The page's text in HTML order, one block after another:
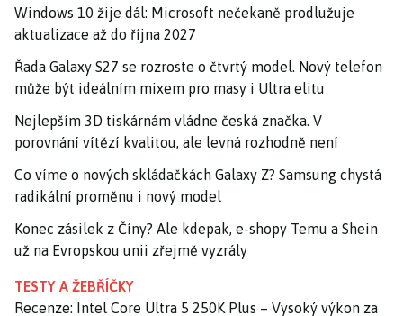
Windows 10 žije dál: Microsoft nečekaně prodlužuje
aktualizace až do října 2027
Řada Galaxy S27 se rozroste o čtvrtý model. Nový telefon
může být ideálním mixem pro masy i Ultra elitu
Nejlepším 3D tiskárnám vládne česká značka. V
porovnání vítězí kvalitou, ale levná rozhodně není
Co víme o nových skládačkách Galaxy Z? Samsung chystá
radikální proměnu i nový model
Konec zásilek z Číny? Ale kdepak, e-shopy Temu a Shein
už na Evropskou unii zřejmě vyzrály
TESTY A ŽEBŘÍČKY
Recenze: Intel Core Ultra 5 250K Plus – Vysoký výkon za